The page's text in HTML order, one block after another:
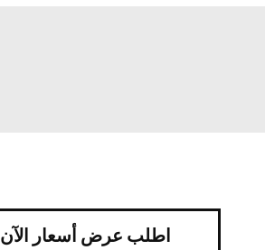
اطلب عرض أسعار الآن